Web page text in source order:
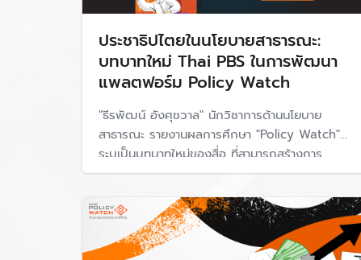
ประชาธิปไตยในนโยบายสาธารณะ:
บทบาทใหม่ Thai PBS ในการพัฒนา
แพลตฟอร์ม Policy Watch
"ธีรพัฒน์ อังศุชวาล" นักวิชาการด้านนโยบาย
สาธารณะ รายงานผลการศึกษา "Policy Watch"
ระบุเป็นบทบาทใหม่ของสื่อ ที่สามารถสร้างการ
เปลี่ยนแปลงผ่านกระบวนการทางนโยบายสาธารณะ
ประชาธิปไตยนโยบายสาธารณะ" ทำให้เกิดข้อถกเถียง
และนำเสนอนโยบายที่ดี